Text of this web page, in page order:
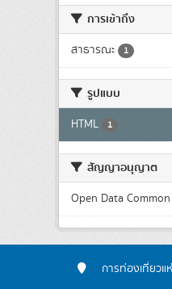
การเข้าถึง
สาธารณะ 1
รูปแบบ
HTML 1
สัญญาอนุญาต
Open Data Common
การท่องเที่ยวแ